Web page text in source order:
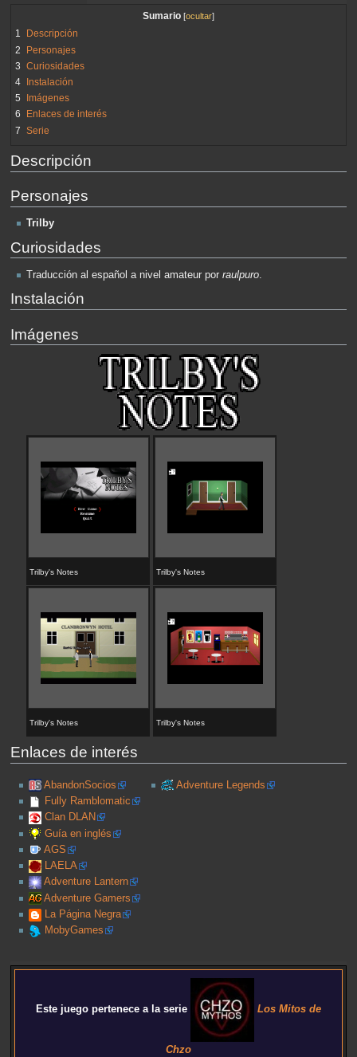
Sumario
1
Descripción
2
Personajes
3 Curiosidades
4
Instalación
5
Imágenes
6
Enlaces de interés
7 Serie
Descripción
Personajes
Trilby
Curiosidades
Traducción al español a nivel amateur por raulpuro
Instalación
Imágenes
Trilby's Notes Trilby's Notes
Trilby's Notes Trilby's Notes
Enlaces de interés
AbandonSocios
Fully Ramblomatic
Clan DLAN
Guía en inglés
AGS
LAELA
Adventure Lantern
Adventure Gamers
La Página Negra
MobyGames
Adventure Legends
Este juego pertenece a la serie Los Mitos de
Chzo